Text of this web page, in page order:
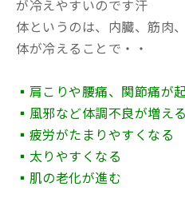
が冷えやすいのです汗
体というのは、内臓、筋肉
体が冷えることで・・
▪肩こりや腰痛、関節痛が
▪風邪など体調不良が増える
▪疲労がたまりやすくなる
▪太りやすくなる
▪肌の老化が進む